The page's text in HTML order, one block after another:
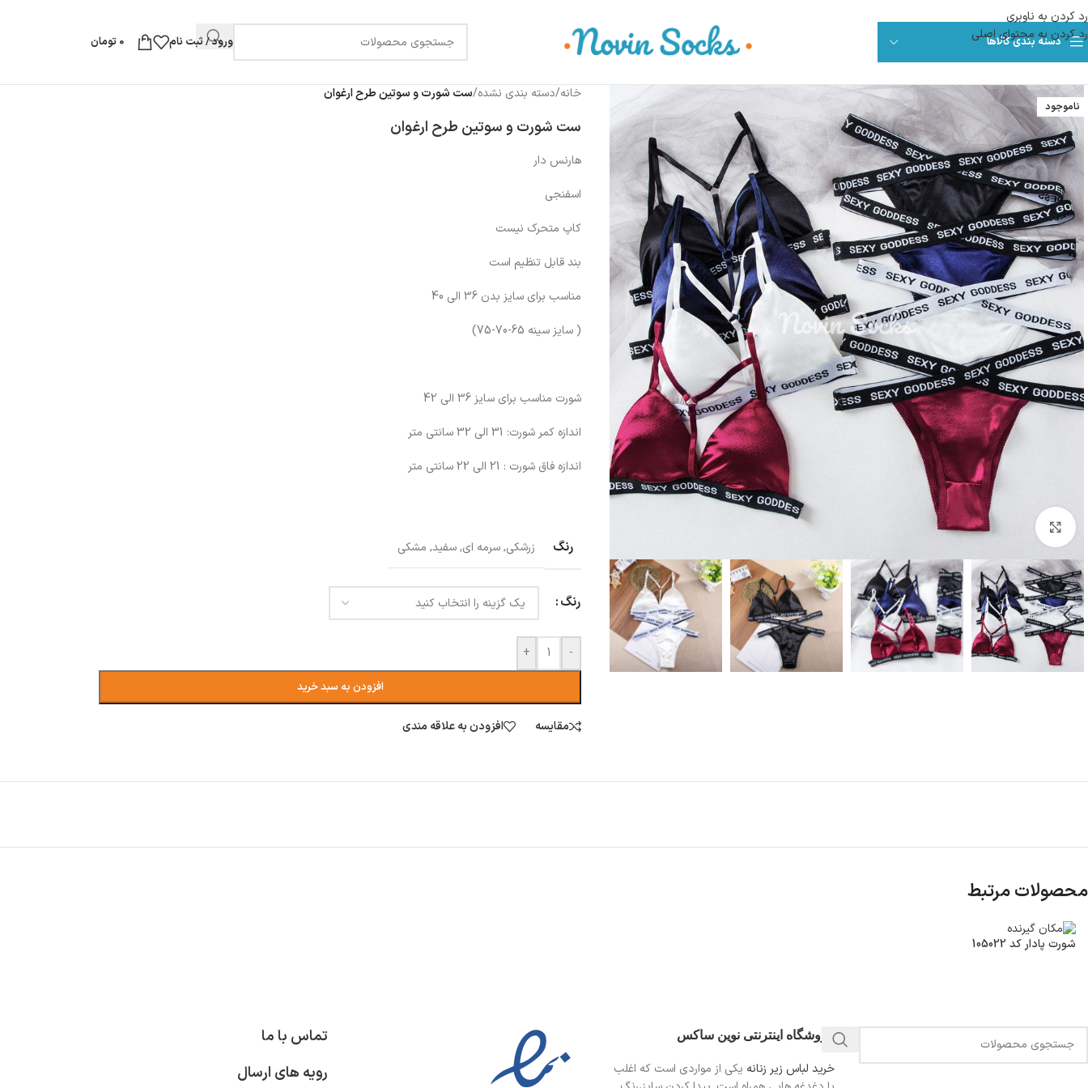
رد کردن به ناوبری
رد کردن به محتوای اصلی
دسته بندی کالاها ورود / ثبت نام 0 تومان
ناموجود
بزرگنمایی تصویر
خانه/دسته بندی نشده/ست شورت و سوتین طرح ارغوان
ست شورت و سوتین طرح ارغوان
هارنس دار
اسفنجی
کاپ متحرک نیست
بند قابل تنظیم است
مناسب برای سایز بدن 36 الی 40
( سایز سینه 65-70-75)
شورت مناسب برای سایز 36 الی 42
اندازه کمر شورت: 31 الی 32 سانتی متر
اندازه فاق شورت : 21 الی 22 سانتی متر
رنگ زرشکی,سرمه ای,سفید, مشکی
رنگ
-
+
افزودن به سبد خرید
مقایسه افزودن به علاقه مندی
محصولات مرتبط
شورت پادار کد 105022
فروشگاه اینترنتی نوین ساکس
خرید لباس زیر زنانه یکی از مواردی است که اغلب
تماس با ما
رویه های ارسال